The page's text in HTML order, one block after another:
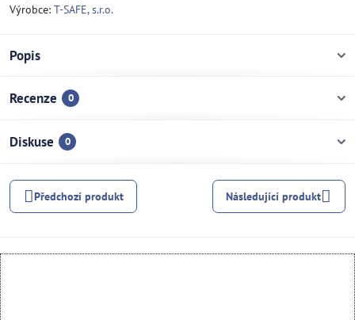
Výrobce: T-SAFE, s.r.o.
Popis
Recenze 0
Diskuse 0
Předchozí produkt Následující produkt